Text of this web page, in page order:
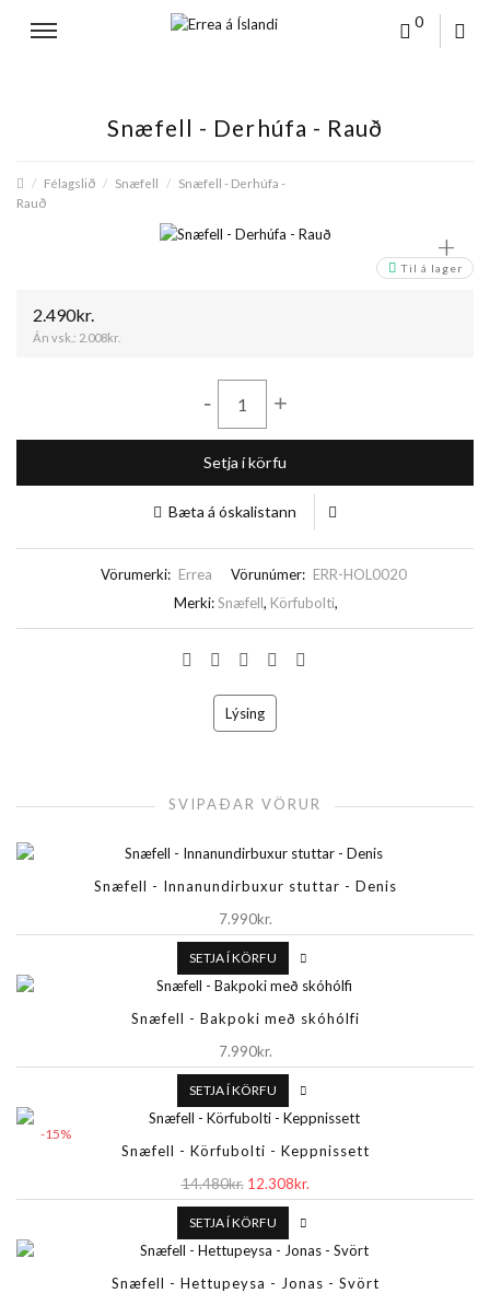
0
Snæfell - Derhúfa - Rauð
Félagslið Snæfell
Snæfell - Derhúfa -
Rauð
+
Til á lager
2.490kr.
Án vsk.: 2.008kr.
- +
Setja í körfu
Bæta á óskalistann
Vörumerki: Errea Vörunúmer: ERR-HOL0020
Merki:Snæfell, Körfubolti,
Lýsing
SVIPAÐAR VÖRUR
Snæfell - Innanundirbuxur stuttar - Denis
7.990kr.
SETJA Í KÖRFU
Snæfell - Bakpoki með skóhólfi
7.990kr.
SETJA Í KÖRFU
-15%
Snæfell - Körfubolti - Keppnissett
14.480kr. 12.308kr.
SETJA Í KÖRFU
Snæfell - Hettupeysa - Jonas - Svört